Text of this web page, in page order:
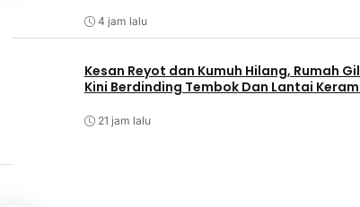
Izin Videotron Dibekukan, Wali
Pelanggaran Tata Ruang dan
47 menit lalu
dalam Rangka
Republik
50 menit lalu
4 jam lalu
Kesan Reyot dan Kumuh Hilang, Rumah
Kini Berdinding Tembok Dan Lantai
21 jam lalu